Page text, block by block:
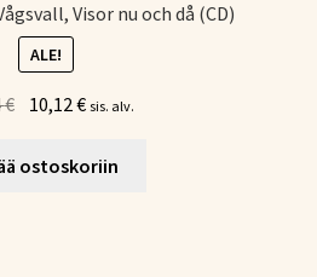
Visor nu och då (CD)
ALE!
€ Alkuperäinen
oli:
10,12€Nykyinen
on:
sis. alv.
ostoskoriin